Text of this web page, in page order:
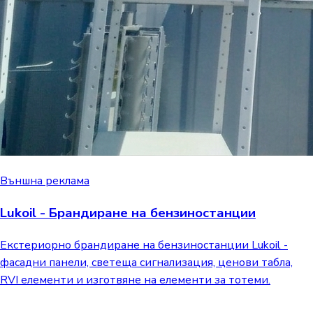
Външна реклама
Lukoil - Брандиране на бензиностанции
Екстериорно брандиране на бензиностанции Lukoil -
фасадни панели, светеща сигнализация, ценови табла,
RVI елементи и изготвяне на елементи за тотеми.